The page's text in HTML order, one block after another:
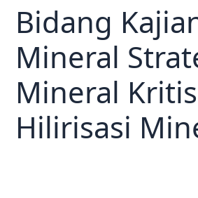
Bidang
Mineral
Mineral
Hilirisasi